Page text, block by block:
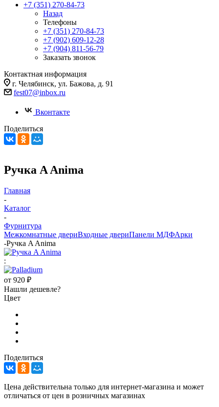
+7 (351) 270-84-73
Назад
Телефоны
+7 (351) 270-84-73
+7 (902) 609-12-28
+7 (904) 811-56-79
Заказать звонок
Контактная информация
г. Челябинск, ул. Бажова, д. 91
fest07@inbox.ru
Вконтакте
Поделиться
Ручка A Anima
Главная
-
Каталог
-
Фурнитура
Межкомнатные двериВходные двериПанели МДФАрки
-Ручка A Anima
:
от 920 ₽
Нашли дешевле?
Цвет
Поделиться
Цена действительна только для интернет-магазина и может
отличаться от цен в розничных магазинах